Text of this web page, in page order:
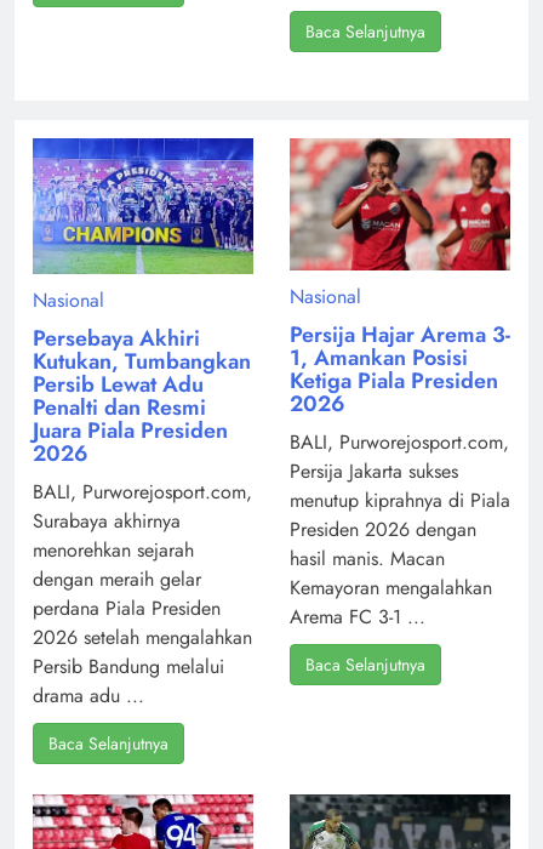
Baca Selanjutnya
Nasional
Persebaya Akhiri
Kutukan, Tumbangkan
Persib Lewat Adu
Penalti dan Resmi
Juara Piala Presiden
2026
BALI, Purworejosport.com,
Surabaya akhirnya
menorehkan sejarah
dengan meraih gelar
perdana Piala Presiden
2026 setelah mengalahkan
Persib Bandung melalui
drama adu ...
Baca Selanjutnya
Nasional
Persija Hajar Arema 3-
1, Amankan Posisi
Ketiga Piala Presiden
2026
BALI, Purworejosport.com,
Persija Jakarta sukses
menutup kiprahnya di Piala
Presiden 2026 dengan
hasil manis. Macan
Kemayoran mengalahkan
Arema FC 3-1 ...
Baca Selanjutnya